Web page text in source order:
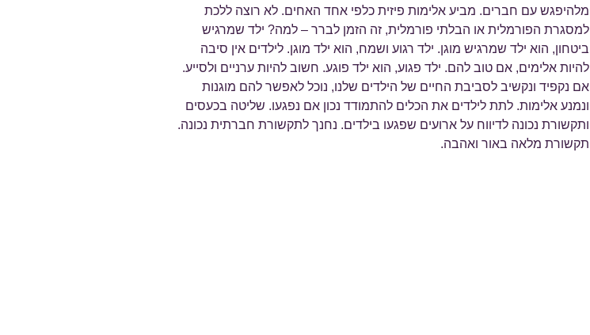
מלהיפגש עם חברים. מביע אלימות פיזית כלפי אחד האחים. לא רוצה ללכת
למסגרת הפורמלית או הבלתי פורמלית, זה הזמן לברר – למה? ילד שמרגיש
ביטחון, הוא ילד שמרגיש מוגן. ילד רגוע ושמח, הוא ילד מוגן. לילדים אין סיבה
להיות אלימים, אם טוב להם. ילד פגוע, הוא ילד פוגע. חשוב להיות ערניים ולסייע.
אם נקפיד ונקשיב לסביבת החיים של הילדים שלנו, נוכל לאפשר להם מוגנות
ונמנע אלימות. לתת לילדים את הכלים להתמודד נכון אם נפגעו. שליטה בכעסים
ותקשורת נכונה לדיווח על ארועים שפגעו בילדים. נחנך לתקשורת חברתית נכונה.
תקשורת מלאה באור ואהבה.